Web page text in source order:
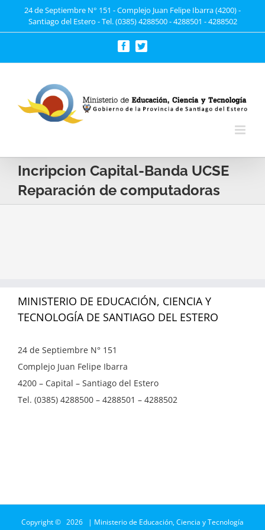
24 de Septiembre N° 151 - Complejo Juan Felipe Ibarra (4200) -
Santiago del Estero - Tel. (0385) 4288500 - 4288501 - 4288502
FacebookTwitter
Incripcion Capital-Banda UCSE
Reparación de computadoras
MINISTERIO DE EDUCACIÓN, CIENCIA Y
TECNOLOGÍA DE SANTIAGO DEL ESTERO
24 de Septiembre N° 151
Complejo Juan Felipe Ibarra
4200 – Capital – Santiago del Estero
Tel. (0385) 4288500 – 4288501 – 4288502
Copyright © 2026 | Ministerio de Educación, Ciencia y Tecnología